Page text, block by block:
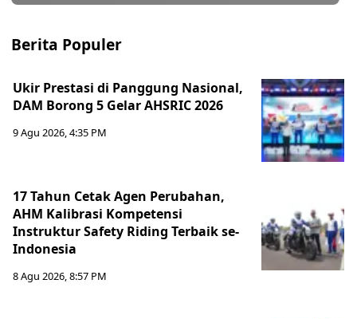
Berita Populer
Ukir Prestasi di Panggung Nasional,
DAM Borong 5 Gelar AHSRIC 2026
9 Agu 2026, 4:35 PM
17 Tahun Cetak Agen Perubahan,
AHM Kalibrasi Kompetensi
Instruktur Safety Riding Terbaik se-
Indonesia
8 Agu 2026, 8:57 PM